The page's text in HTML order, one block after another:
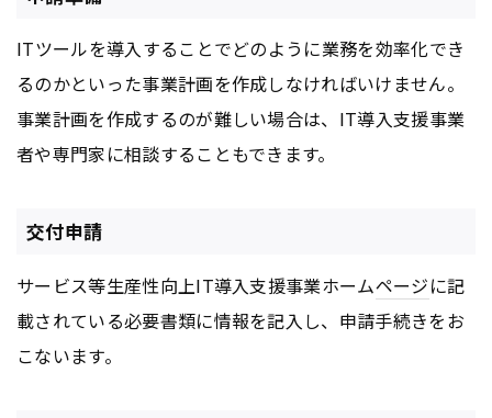
ITツールを導入することでどのように業務を効率化でき
るのかといった事業計画を作成しなければいけません。
事業計画を作成するのが難しい場合は、IT導入支援事業
者や専門家に相談することもできます。
交付申請
サービス等生産性向上IT導入支援事業ホームページに記
載されている必要書類に情報を記入し、申請手続きをお
こないます。